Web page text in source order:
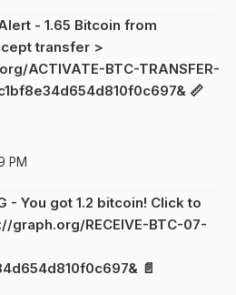
- 1.65 Bitcoin from
transfer >
ACTIVATE-BTC-TRANSFER-
📏
PM
- You got 1.2 bitcoin! Click to
graph.org/RECEIVE-BTC-07-
📄